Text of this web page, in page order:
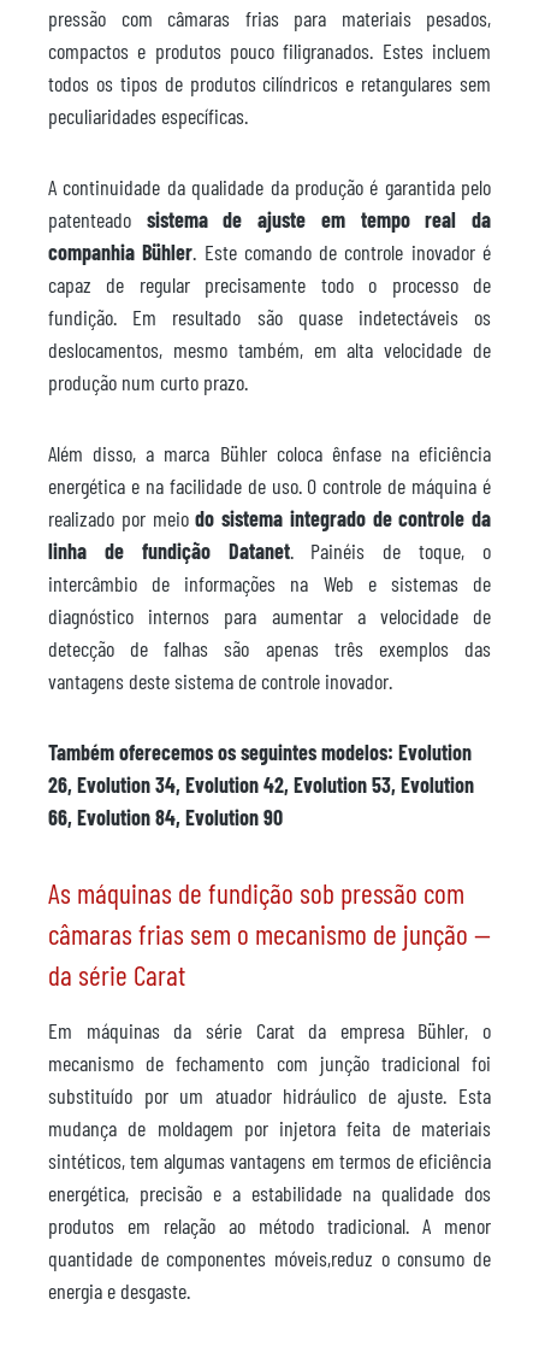
pressão com câmaras frias para materiais pesados,
compactos e produtos pouco filigranados. Estes incluem
todos os tipos de produtos cilíndricos e retangulares sem
peculiaridades específicas.
A continuidade da qualidade da produção é garantida pelo
patenteado sistema de ajuste em tempo real da
companhia Bühler. Este comando de controle inovador é
capaz de regular precisamente todo o processo de
fundição. Em resultado são quase indetectáveis os
deslocamentos, mesmo também, em alta velocidade de
produção num curto prazo.
Além disso, a marca Bühler coloca ênfase na eficiência
energética e na facilidade de uso. O controle de máquina é
realizado por meiodo sistema integrado de controle da
linha de fundição Datanet. Painéis de toque, o
intercâmbio de informações na Web e sistemas de
diagnóstico internos para aumentar a velocidade de
detecção de falhas são apenas três exemplos das
vantagens deste sistema de controle inovador.
Também oferecemos os seguintes modelos: Evolution
26, Evolution 34, Evolution 42, Evolution 53, Evolution
66, Evolution 84, Evolution 90
As máquinas de fundição sob pressão com
câmaras frias sem o mecanismo de junção —
da série Carat
Em máquinas da série Carat da empresa Bühler, o
mecanismo de fechamento com junção tradicional foi
substituído por um atuador hidráulico de ajuste. Esta
mudança de moldagem por injetora feita de materiais
sintéticos, tem algumas vantagens em termos de eficiência
energética, precisão e a estabilidade na qualidade dos
produtos em relação ao método tradicional. A menor
quantidade de componentes móveis,reduz o consumo de
energia e desgaste.